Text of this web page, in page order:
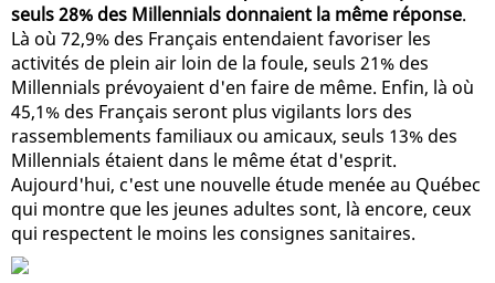
seuls 28% des Millennials donnaient la même réponse.
Là où 72,9% des Français entendaient favoriser les
activités de plein air loin de la foule, seuls 21% des
Millennials prévoyaient d'en faire de même. Enfin, là où
45,1% des Français seront plus vigilants lors des
rassemblements familiaux ou amicaux, seuls 13% des
Millennials étaient dans le même état d'esprit.
Aujourd'hui, c'est une nouvelle étude menée au Québec
qui montre que les jeunes adultes sont, là encore, ceux
qui respectent le moins les consignes sanitaires.